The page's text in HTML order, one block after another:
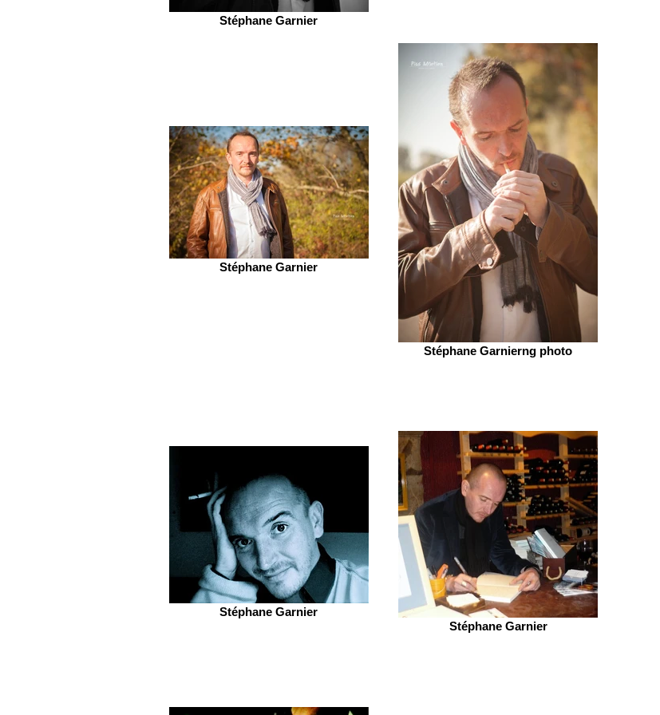
Stéphane Garnier
Stéphane Garnier
Stéphane Garnierng photo
Stéphane Garnier
Stéphane Garnier